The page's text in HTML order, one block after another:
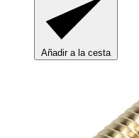
Añadir a la cesta